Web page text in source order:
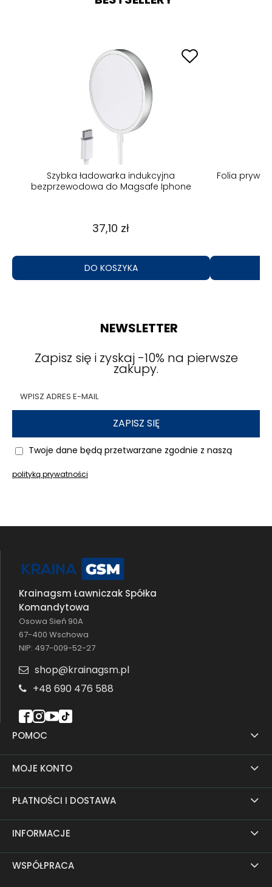
Szybka ładowarka indukcyjna
bezprzewodowa do Magsafe Iphone
37,10 zł
DO KOSZYKA
Folia
NEWSLETTER
Zapisz się i zyskaj -10% na pierwsze
zakupy.
ZAPISZ SIĘ
Twoje dane będą przetwarzane zgodnie z naszą
polityką prywatności
POMOC
MOJE KONTO
PŁATNOŚCI I DOSTAWA
INFORMACJE
WSPÓŁPRACA
Krainagsm Ławniczak Spółka
Komandytowa
Osowa Sień 90A
67-400 Wschowa
NIP: 497-009-52-27
shop@krainagsm.pl
+48 690 476 588